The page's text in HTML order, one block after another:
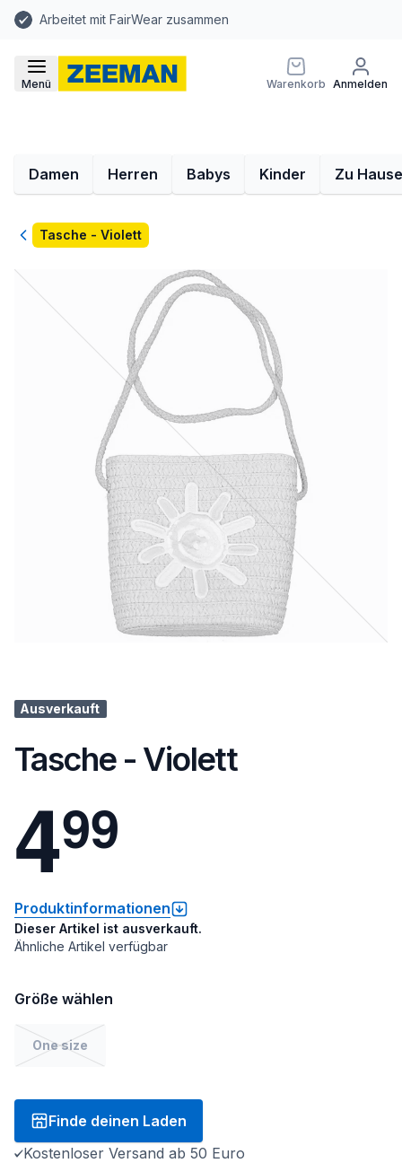
Arbeitet mit FairWear zusammen
Menü Warenkorb Anmelden
Damen Herren Babys Kinder Zu Hause
ZurückTasche - Violett
Ausverkauft
Tasche - Violett
499
Produktinformationen
Dieser Artikel ist ausverkauft.
Ähnliche Artikel verfügbar
Größe wählen
One size
Finde deinen Laden
Kostenloser Versand ab 50 Euro